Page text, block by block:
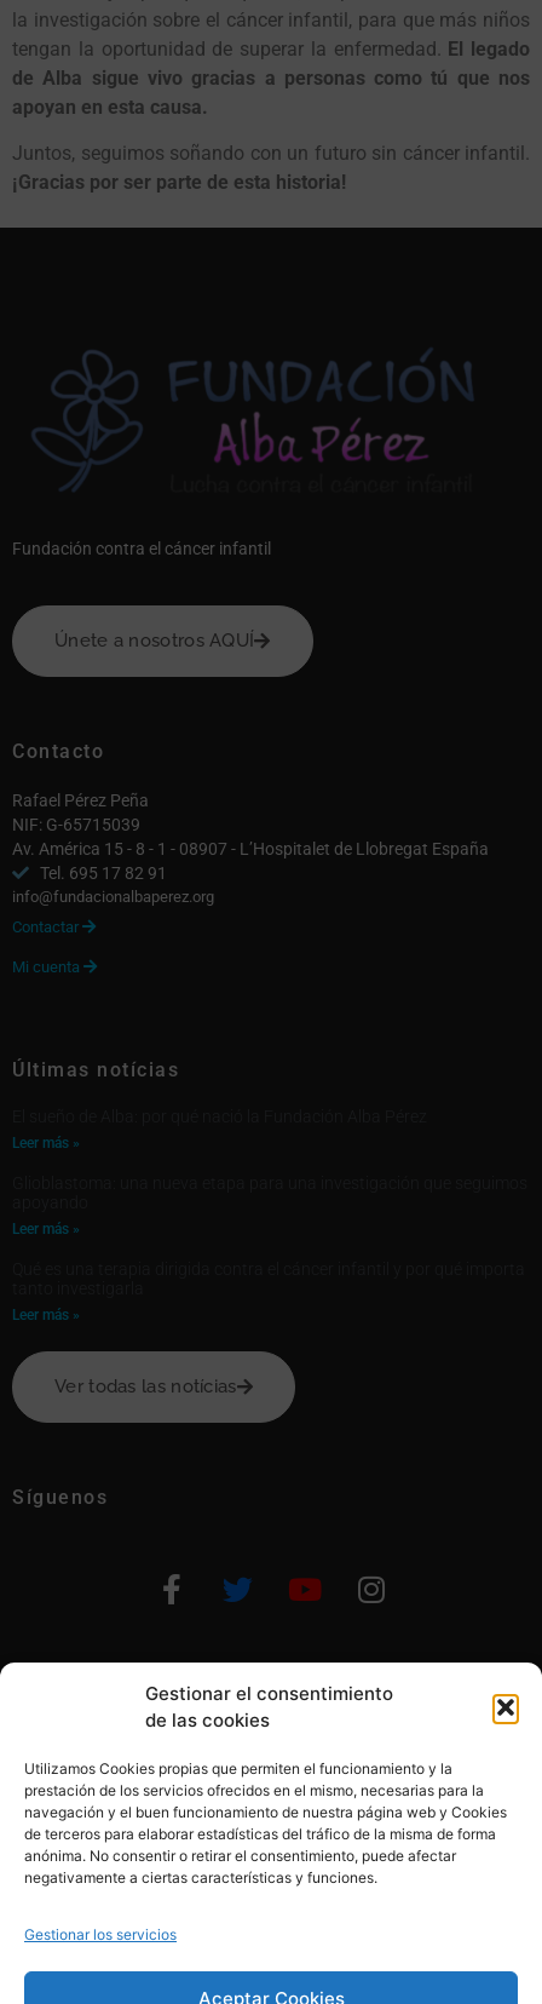
Gestionar el consentimiento
de las cookies
Utilizamos Cookies propias que permiten el funcionamiento y la
prestación de los servicios ofrecidos en el mismo, necesarias para la
navegación y el buen funcionamiento de nuestra página web y Cookies
de terceros para elaborar estadísticas del tráfico de la misma de forma
anónima. No consentir o retirar el consentimiento, puede afectar
negativamente a ciertas características y funciones.
Gestionar los servicios
Aceptar Cookies
la investigación sobre el cáncer infantil, para que más niños
tengan la oportunidad de superar la enfermedad. El legado
de Alba sigue vivo gracias a personas como tú que nos
apoyan en esta causa.
Juntos, seguimos soñando con un futuro sin cáncer infantil.
¡Gracias por ser parte de esta historia!
Fundación contra el cáncer infantil
Únete a nosotros AQUÍ
Contacto
Rafael Pérez Peña
NIF: G-65715039
Av. América 15 - 8 - 1 - 08907 - L’Hospitalet de Llobregat España
Tel. 695 17 82 91
info@fundacionalbaperez.org
Contactar 
Mi cuenta 
Últimas notícias
Leer más »
Leer más »
Leer más »
Ver todas las notícias
Síguenos
Otras formas de ayudar
© 2020, Fundación Alba Pérez. All Rights Reserved